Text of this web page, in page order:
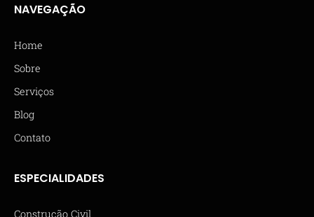
NAVEGAÇÃO
Home
Sobre
Serviços
Blog
Contato
ESPECIALIDADES
Construção Civil